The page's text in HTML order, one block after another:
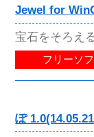
Jewel for
宝石をそろえ
フリーソ
ぽ